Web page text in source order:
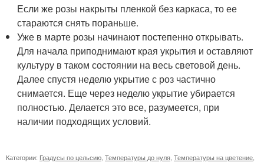
Если же розы накрыты пленкой без каркаса, то ее
стараются снять пораньше.
Уже в марте розы начинают постепенно открывать.
Для начала приподнимают края укрытия и оставляют
культуру в таком состоянии на весь световой день.
Далее спустя неделю укрытие с роз частично
снимается. Еще через неделю укрытие убирается
полностью. Делается это все, разумеется, при
наличии подходящих условий.
Категории: Градусы по цельсию, Температуры до нуля, Температуры на цветение,